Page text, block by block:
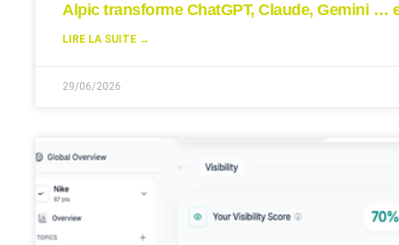
Alpic transforme ChatGPT, Claude, Gemini …
LIRE LA SUITE →
29/06/2026